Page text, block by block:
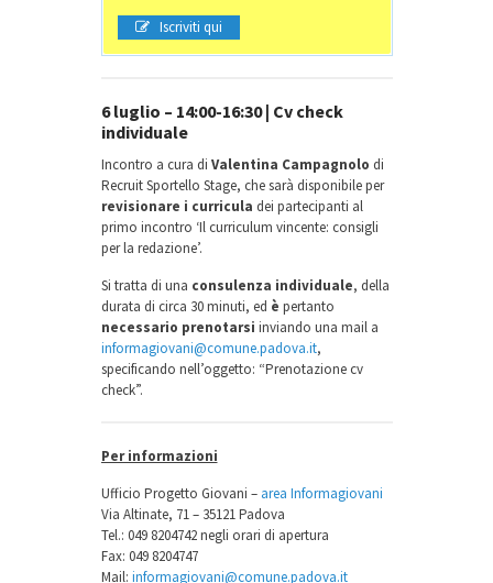
Iscriviti qui
6 luglio – 14:00-16:30 | Cv check
individuale
Incontro a cura di Valentina Campagnolo di
Recruit Sportello Stage, che sarà disponibile per
revisionare i curricula dei partecipanti al
primo incontro ‘Il curriculum vincente: consigli
per la redazione’.
Si tratta di una consulenza individuale, della
durata di circa 30 minuti, ed è pertanto
necessario prenotarsi inviando una mail a
informagiovani@comune.padova.it,
specificando nell’oggetto: “Prenotazione cv
check”.
Per informazioni
Ufficio Progetto Giovani – area Informagiovani
Via Altinate, 71 – 35121 Padova
Tel.: 049 8204742 negli orari di apertura
Fax: 049 8204747
Mail: informagiovani@comune.padova.it